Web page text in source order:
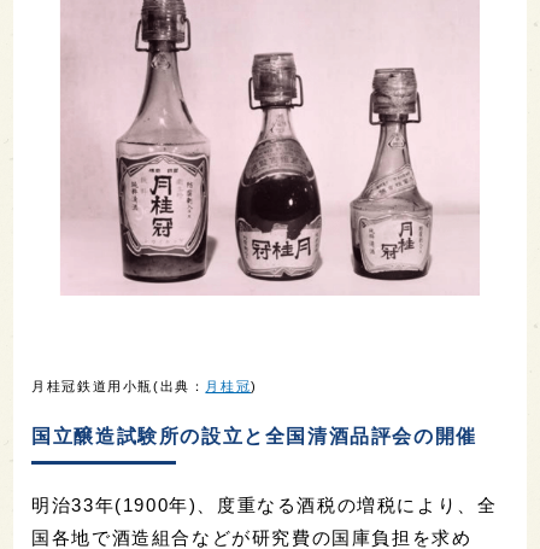
月桂冠鉄道用小瓶(出典： 月桂冠)
国立醸造試験所の設立と全国清酒品評会の開催
明治33年(1900年)、度重なる酒税の増税により、全
国各地で酒造組合などが研究費の国庫負担を求め